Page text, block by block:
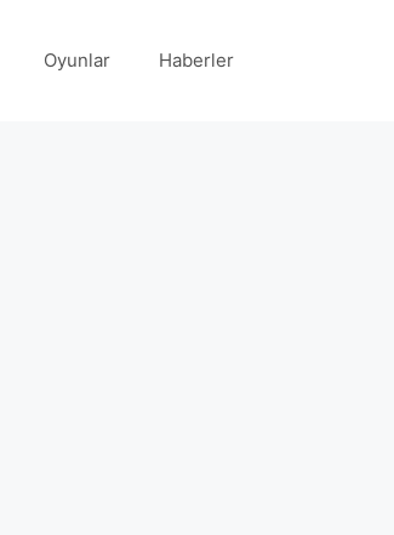
Oyunlar Haberler